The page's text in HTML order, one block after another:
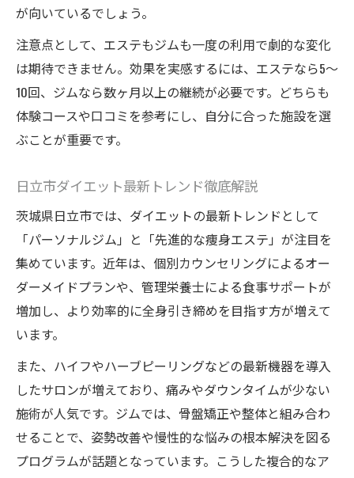
が向いているでしょう。
注意点として、エステもジムも一度の利用で劇的な変化
は期待できません。効果を実感するには、エステなら5～
10回、ジムなら数ヶ月以上の継続が必要です。どちらも
体験コースや口コミを参考にし、自分に合った施設を選
ぶことが重要です。
日立市ダイエット最新トレンド徹底解説
茨城県日立市では、ダイエットの最新トレンドとして
「パーソナルジム」と「先進的な痩身エステ」が注目を
集めています。近年は、個別カウンセリングによるオー
ダーメイドプランや、管理栄養士による食事サポートが
増加し、より効率的に全身引き締めを目指す方が増えて
います。
また、ハイフやハーブピーリングなどの最新機器を導入
したサロンが増えており、痛みやダウンタイムが少ない
施術が人気です。ジムでは、骨盤矯正や整体と組み合わ
せることで、姿勢改善や慢性的な悩みの根本解決を図る
プログラムが話題となっています。こうした複合的なア